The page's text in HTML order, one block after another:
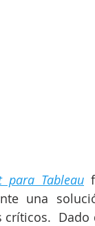
para Tableau
una